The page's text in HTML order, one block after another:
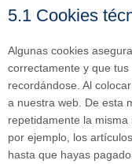
5.1 Cookies
Algunas cookies
correctamente y que
recordándose. Al
a nuestra web. De esta
repetidamente la misma
por ejemplo, los
hasta que hayas